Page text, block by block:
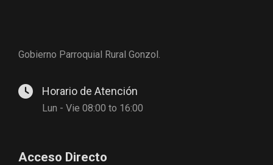
Gobierno Parroquial Rural Gonzol.
Horario de Atención
Lun - Vie 08:00 to 16:00
Acceso Directo